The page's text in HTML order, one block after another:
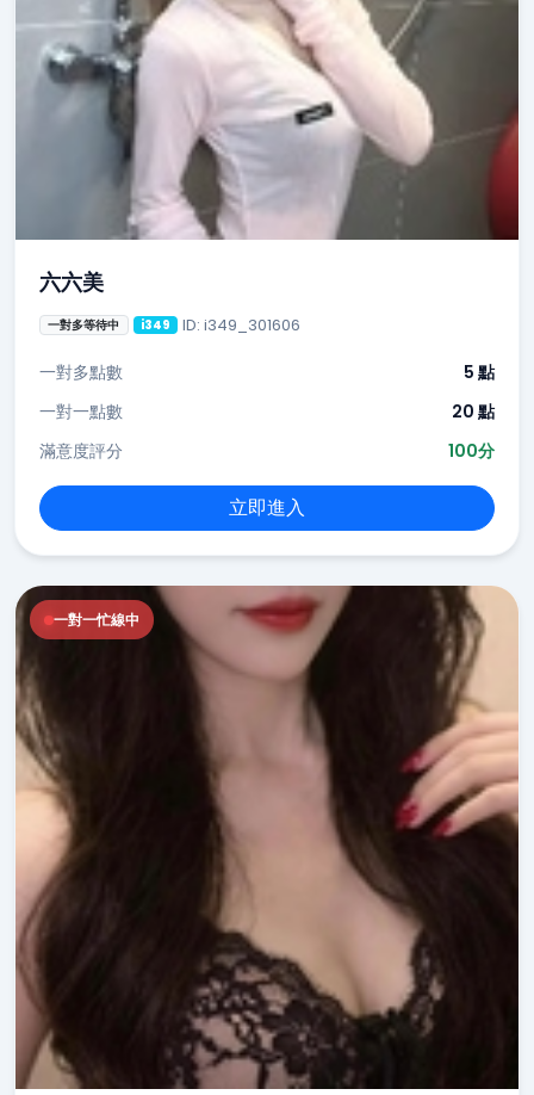
六六美
一對多等待中 i349 ID: i349_301606
一對多點數
5 點
一對一點數
20 點
滿意度評分
100分
立即進入
一對一忙線中